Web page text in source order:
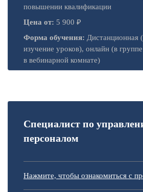
повышении квалификации
Цена от: 5 900 ₽
Форма обучения: Дистанционная
изучение уроков), онлайн (в
в вебинарной комнате)
Специалист по
персоналом
Нажмите, чтобы ознакомиться с